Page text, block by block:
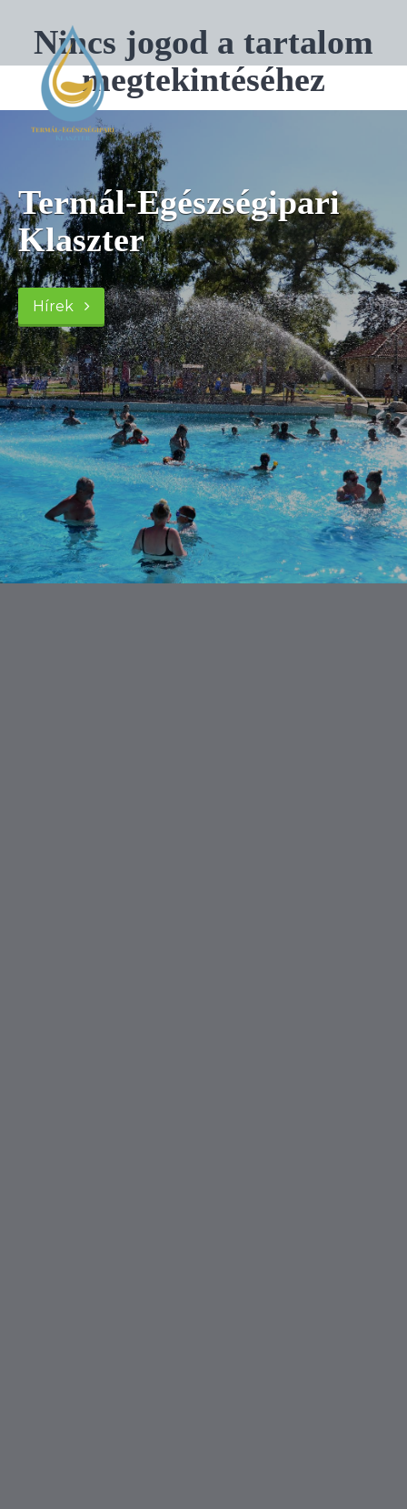
Nincs jogod a tartalom
megtekintéséhez
Termál-Egészségipari
Klaszter
Hírek